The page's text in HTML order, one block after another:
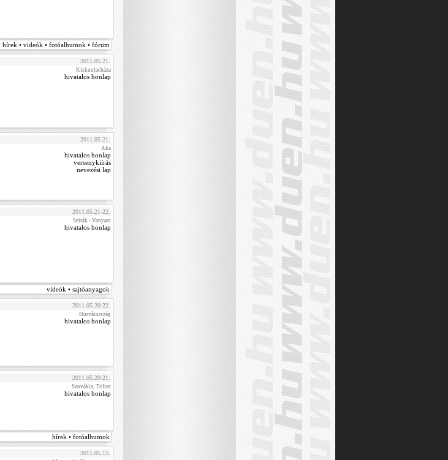
hírek • videók • fotóalbumok • fórum
2011.05.21.
Kiskunlacháza
hivatalos honlap
2011.05.21.
Aka
hivatalos honlap
versenykiírás
nevezési lap
2011.05.21-22.
Szirák - Vanyarc
hivatalos honlap
videók • sajtóanyagok
2011.05.20-22.
Horvátország
hivatalos honlap
2011.05.20-21.
Szovákia, Tribec
hivatalos honlap
hírek • fotóalbumok
2011.05.15.